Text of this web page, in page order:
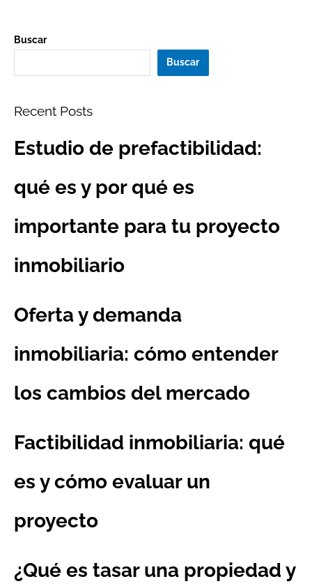
Buscar
Buscar
Recent Posts
Estudio de prefactibilidad:
qué es y por qué es
importante para tu proyecto
inmobiliario
Oferta y demanda
inmobiliaria: cómo entender
los cambios del mercado
Factibilidad inmobiliaria: qué
es y cómo evaluar un
proyecto
¿Qué es tasar una propiedad y